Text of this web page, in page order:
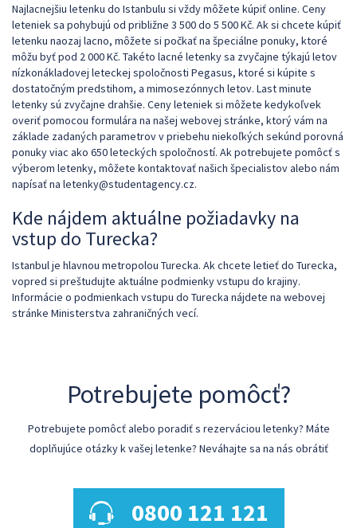
Najlacnejšiu letenku do Istanbulu si vždy môžete kúpiť online. Ceny
leteniek sa pohybujú od približne 3 500 do 5 500 Kč. Ak si chcete kúpiť
letenku naozaj lacno, môžete si počkať na špeciálne ponuky, ktoré
môžu byť pod 2 000 Kč. Takéto lacné letenky sa zvyčajne týkajú letov
nízkonákladovej leteckej spoločnosti Pegasus, ktoré si kúpite s
dostatočným predstihom, a mimosezónnych letov. Last minute
letenky sú zvyčajne drahšie. Ceny leteniek si môžete kedykoľvek
overiť pomocou formulára na našej webovej stránke, ktorý vám na
základe zadaných parametrov v priebehu niekoľkých sekúnd porovná
ponuky viac ako 650 leteckých spoločností. Ak potrebujete pomôcť s
výberom letenky, môžete kontaktovať našich špecialistov alebo nám
napísať na letenky@studentagency.cz.
Kde nájdem aktuálne požiadavky na
vstup do Turecka?
Istanbul je hlavnou metropolou Turecka. Ak chcete letieť do Turecka,
vopred si preštudujte aktuálne podmienky vstupu do krajiny.
Informácie o podmienkach vstupu do Turecka nájdete na webovej
stránke Ministerstva zahraničných vecí.
Potrebujete pomôcť?
Potrebujete pomôcť alebo poradiť s rezerváciou letenky? Máte
doplňujúce otázky k vašej letenke? Neváhajte sa na nás obrátiť
0800 121 121